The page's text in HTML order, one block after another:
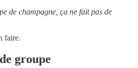
de champagne, ça ne fait pas de
faire.
groupe